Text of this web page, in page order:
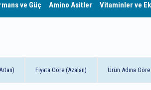
ve Güç Amino Asitler Vitaminler ve
Fiyata Göre (Azalan) Ürün Adına